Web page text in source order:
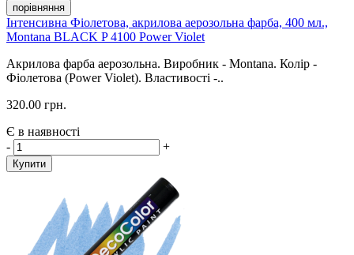
порівняння
Інтенсивна Фіолетова, акрилова аерозольна фарба, 400 мл.,
Montana BLACK P 4100 Power Violet
Акрилова фарба аерозольна. Виробник - Montana. Колір -
Фіолетова (Power Violet). Властивості -..
320.00 грн.
Є в наявності
-
+
Купити